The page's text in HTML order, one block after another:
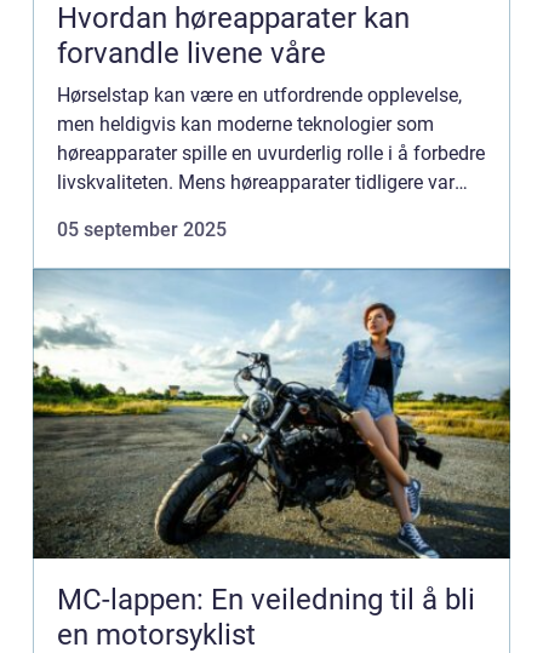
Hvordan høreapparater kan
forvandle livene våre
Hørselstap kan være en utfordrende opplevelse,
men heldigvis kan moderne teknologier som
høreapparater spille en uvurderlig rolle i å forbedre
livskvaliteten. Mens høreapparater tidligere var
05 september 2025
MC-lappen: En veiledning til å bli
en motorsyklist